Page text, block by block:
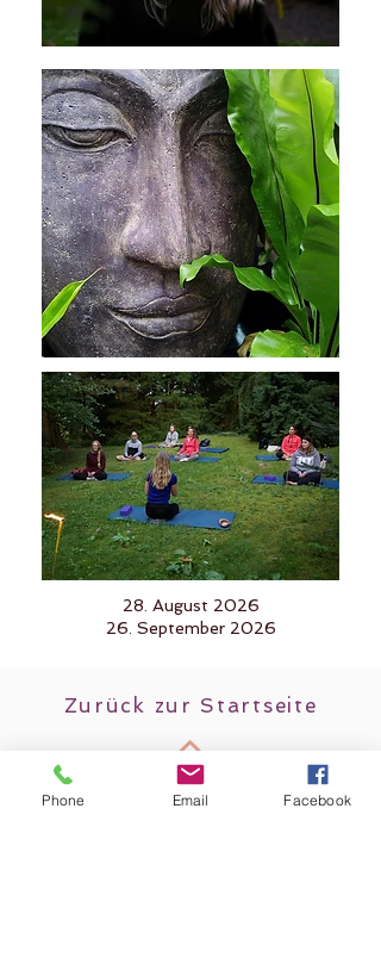
28. August 2026
26. September 2026
Zurück zur Startseite
Phone Email Facebook